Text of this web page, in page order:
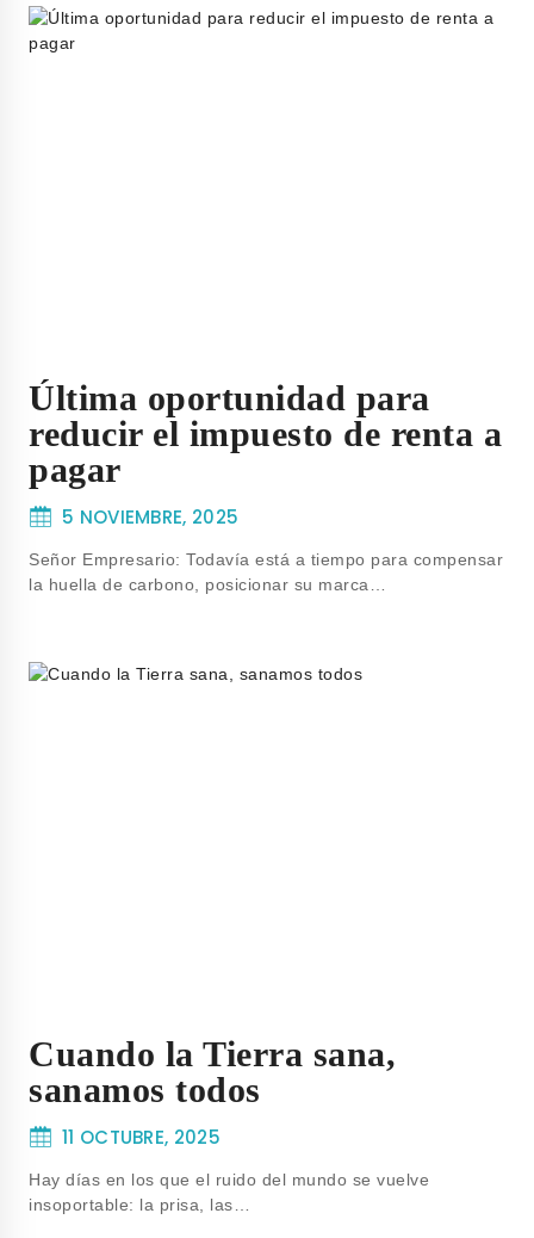
Última oportunidad para
reducir el impuesto de renta a
pagar
5 NOVIEMBRE, 2025
Señor Empresario: Todavía está a tiempo para compensar
la huella de carbono, posicionar su marca…
Cuando la Tierra sana,
sanamos todos
11 OCTUBRE, 2025
Hay días en los que el ruido del mundo se vuelve
insoportable: la prisa, las…